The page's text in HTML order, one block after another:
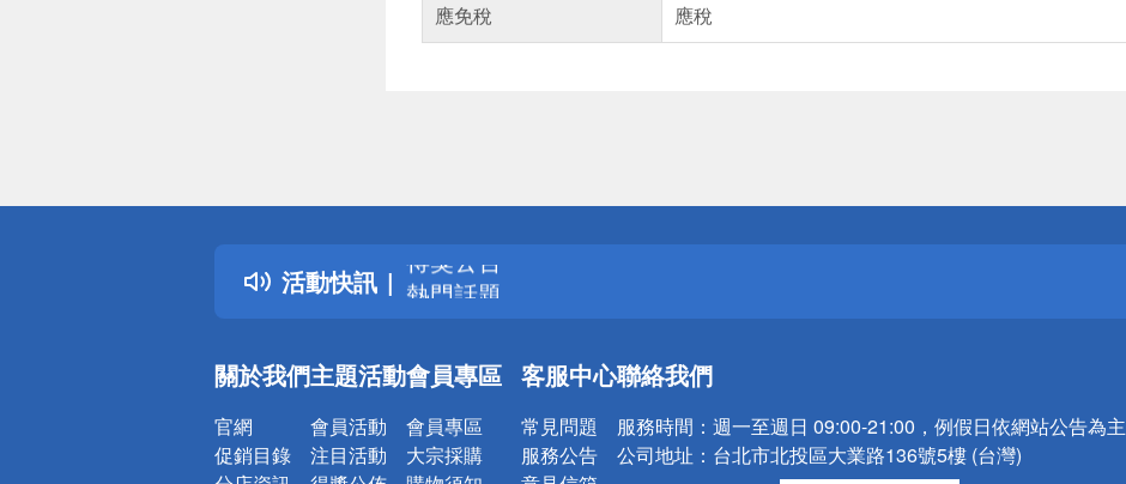
應免稅
應稅
活動快訊
詐騙網頁！請小心！
得獎公告
熱門話題
銀行優惠
詐騙網頁！請小心！
關於我們
官網
促銷目錄
主題活動
會員活動
注目活動
會員專區
會員專區
大宗採購
客服中心
常見問題
服務公告
聯絡我們
服務時間： 週一至週日 09:00-21:00，例假日依網站公告為主
公司地址： 台北市北投區大業路136號5樓 (台灣)